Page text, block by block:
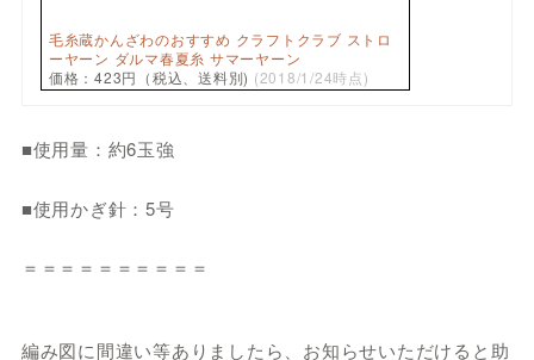
毛糸蔵かんざわのおすすめ クラフトクラブ ストロ
ーヤーン ダルマ春夏糸 サマーヤーン
価格：423円（税込、送料別) (2018/1/24時点)
■使用量：約6玉強
■使用かぎ針：5号
＝＝＝＝＝＝＝＝＝＝
編み図に間違い等ありましたら、お知らせいただけると助